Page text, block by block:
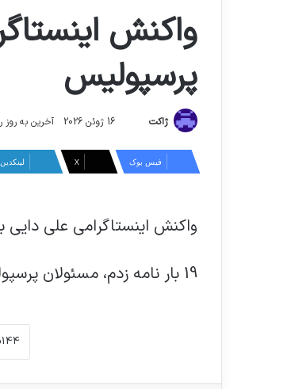
واکنش
پرسپولیس
ژاکت 16 ژوئن 2026 آخرین به روز رسانی: 16
فیس بوک X لینکدین
واکنش اینستاگرامی علی
19 بار نامه زدم، مسئولان پرسپولیس توجه نکردند!